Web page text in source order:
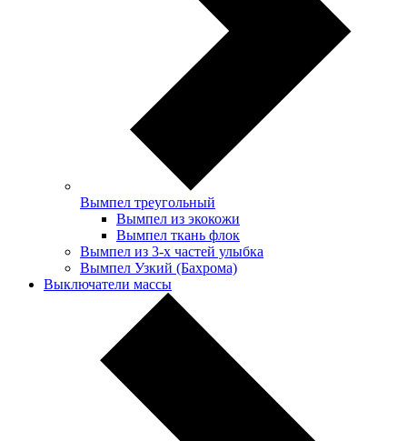
Вымпел треугольный
Вымпел из экокожи
Вымпел ткань флок
Вымпел из 3-х частей улыбка
Вымпел Узкий (Бахрома)
Выключатели массы